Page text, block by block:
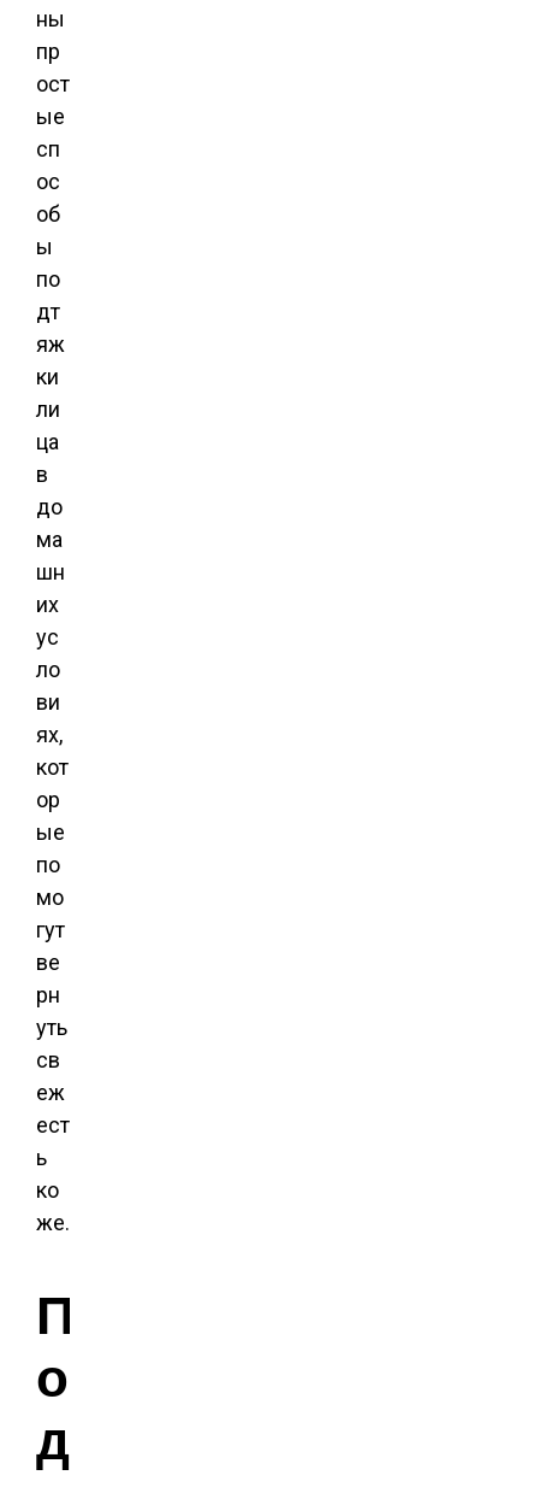
ны
пр
ост
ые
сп
ос
об
ы
по
дт
яж
ки
ли
ца
в
до
ма
шн
их
ус
ло
ви
ях,
кот
ор
ые
по
мо
гут
ве
рн
уть
св
еж
ест
ь
ко
же.
П
о
д